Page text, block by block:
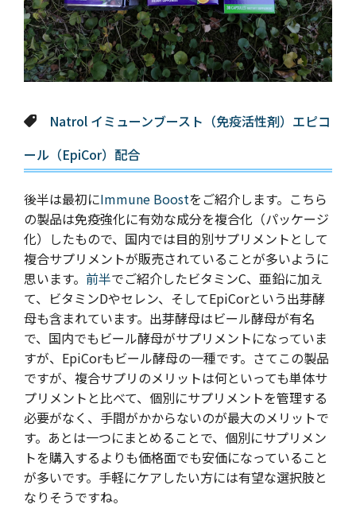
Natrol イミューンブースト（免疫活性剤）エピコ
ール（EpiCor）配合
後半は最初にImmune Boostをご紹介します。こちら
の製品は免疫強化に有効な成分を複合化（パッケージ
化）したもので、国内では目的別サプリメントとして
複合サプリメントが販売されていることが多いように
思います。 前半でご紹介したビタミンC、亜鉛に加え
て、ビタミンDやセレン、そしてEpiCorという出芽酵
母も含まれています。出芽酵母はビール酵母が有名
で、国内でもビール酵母がサプリメントになっていま
すが、EpiCorもビール酵母の一種です。さてこの製品
ですが、複合サプリのメリットは何といっても単体サ
プリメントと比べて、個別にサプリメントを管理する
必要がなく、手間がかからないのが最大のメリットで
す。あとは一つにまとめることで、個別にサプリメン
トを購入するよりも価格面でも安価になっていること
が多いです。手軽にケアしたい方には有望な選択肢と
なりそうですね。